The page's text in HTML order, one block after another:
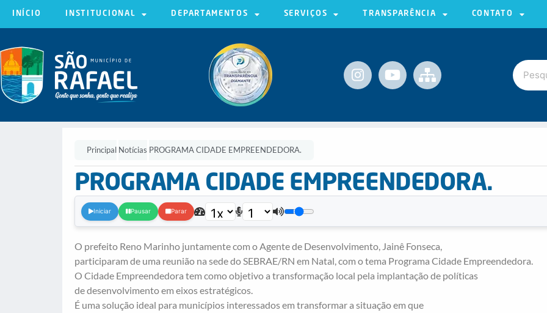
INÍCIO INSTITUCIONAL DEPARTAMENTOS SERVIÇOS TRANSPARÊNCIA CONTATO
Principal Notícias PROGRAMA CIDADE EMPREENDEDORA.
PROGRAMA CIDADE EMPREENDEDORA.
Iniciar Pausar Parar
O prefeito Reno Marinho juntamente com o Agente de Desenvolvimento, Jainê Fonseca,
participaram de uma reunião na sede do SEBRAE/RN em Natal, com o tema Programa Cidade Empreendedora.
O Cidade Empreendedora tem como objetivo a transformação local pela implantação de políticas
de desenvolvimento em eixos estratégicos.
É uma solução ideal para municípios interessados em transformar a situação em que